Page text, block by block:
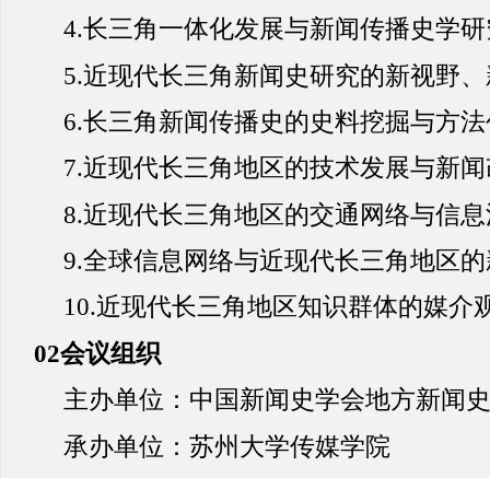
4.长三角一体化发展与新闻传播史学
5.近现代长三角新闻史研究的新视野
6.长三角新闻传播史的史料挖掘与方
7.近现代长三角地区的技术发展与新
8.近现代长三角地区的交通网络与信
9.全球信息网络与近现代长三角地区
10.近现代长三角地区知识群体的媒介
02会议组织
主办单位：中国新闻史学会地方新闻
承办单位：苏州大学传媒学院